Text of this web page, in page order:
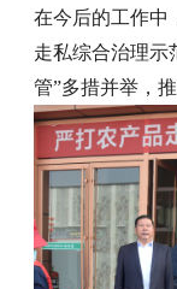
在今后的工作中
走私综合治理示
管”多措并举，